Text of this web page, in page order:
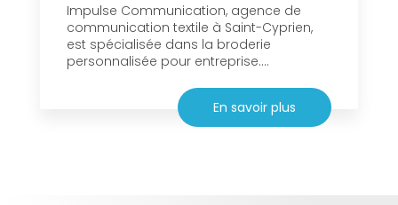
Impulse Communication, agence de
communication textile à Saint-Cyprien,
est spécialisée dans la broderie
personnalisée pour entreprise....
En savoir plus